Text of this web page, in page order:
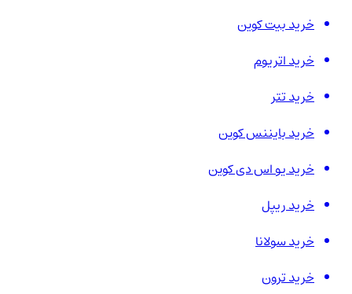
خرید بیت کوین
خرید اتریوم
خرید تتر
خرید بایننس کوین
خرید یو اس دی کوین
خرید ریپل
خرید سولانا
خرید ترون